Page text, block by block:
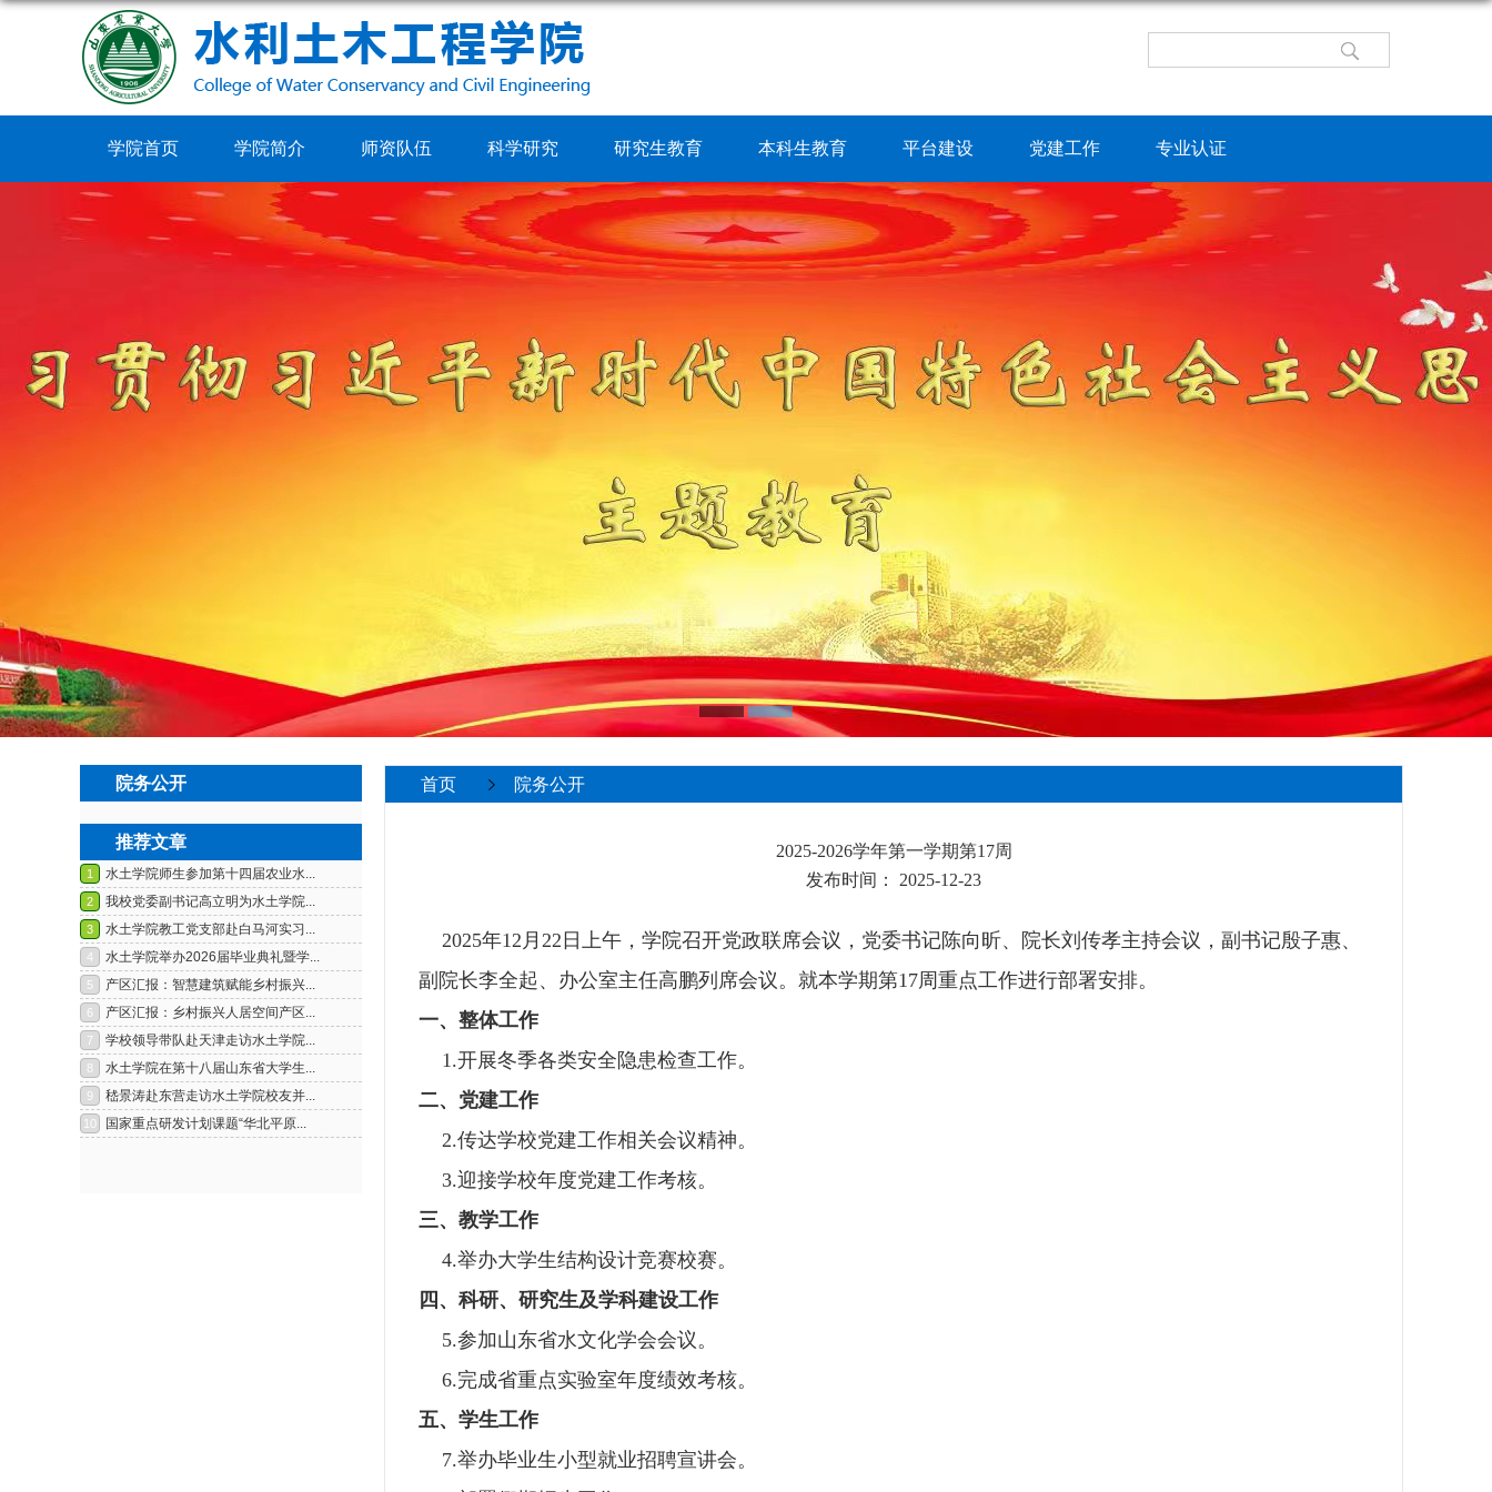
学院首页 学院简介 师资队伍 科学研究 研究生教育 本科生教育 平台建设 党建工作 专业认证
院务公开
推荐文章
首页
院务公开
2025-2026学年第一学期第17周
发布时间： 2025-12-23
2025年12 月 22 日上午，学院召开党政联席会议，党委书记陈向昕、院长刘传孝主持会议，副书记殷子惠、
副院长李全起、办公室主任高鹏列席会议。就本学期第17周重点工作进行部署安排。
一、整体工作
1.开展冬季各类安全隐患检查工作。
二、党建工作
2.传达学校党建工作相关会议精神。
3.迎接学校年度党建工作考核。
三、教学工作
4.举办大学生结构设计竞赛校赛。
四、科研、研究生及学科建设工作
5.参加山东省水文化学会会议。
6.完成省重点实验室年度绩效考核。
五、学生工作
7.举办毕业生小型就业招聘宣讲会。